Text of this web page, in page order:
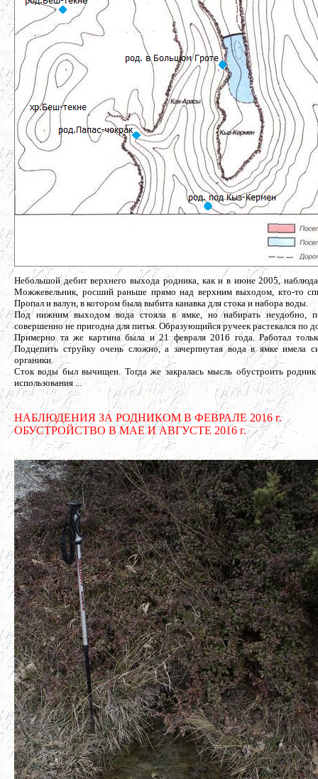
Небольшой дебит верхнего выхода родника, как и в июне 2005,
Можжевельник, росший раньше прямо над верхним выходом, кто-то
Пропал и валун, в котором была выбита канавка для стока и набора воды.
Под нижним выходом вода стояла в ямке, но набирать неудобно,
совершенно не пригодна для питья. Образующийся ручеек растекался по
Примерно та же картина была и 21 февраля 2016 года. Работал
Подцепить струйку очень сложно, а зачерпнутая вода в ямке имела
органики.
Сток воды был вычищен. Тогда же закралась мысль обустроить
использования ...
НАБЛЮДЕНИЯ ЗА РОДНИКОМ В ФЕВРАЛЕ 2016 г.
ОБУСТРОЙСТВО В МАЕ И АВГУСТЕ 2016 г.